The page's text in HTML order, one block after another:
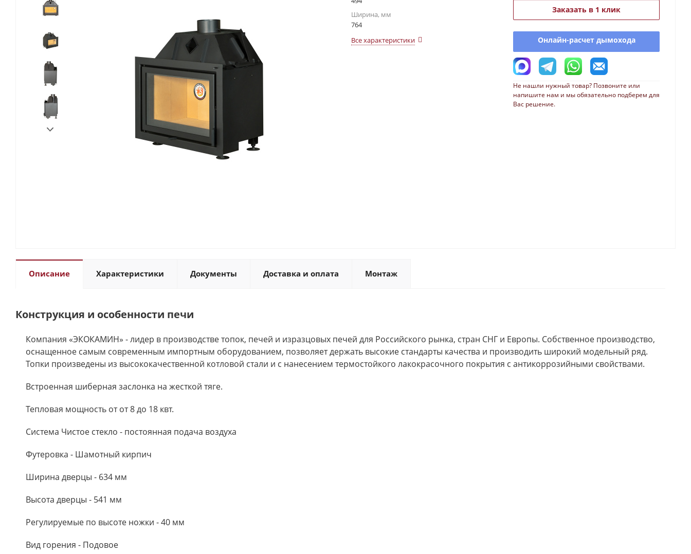
Ширина, мм
764
Все характеристики
Заказать в 1 клик
Онлайн-расчет дымохода
Не нашли нужный товар? Позвоните или
напишите нам и мы обязательно подберем для
Вас решение.
Описание Характеристики Документы Доставка и оплата Монтаж
Конструкция и особенности печи
Компания «ЭКОКАМИН» - лидер в производстве топок, печей и изразцовых печей для Российского рынка, стран СНГ и Европы. Собственное производство,
оснащенное самым современным импортным оборудованием, позволяет держать высокие стандарты качества и производить широкий модельный ряд.
Топки произведены из высококачественной котловой стали и с нанесением термостойкого лакокрасочного покрытия с антикоррозийными свойствами.
Встроенная шиберная заслонка на жесткой тяге.
Тепловая мощность от от 8 до 18 квт.
Система Чистое стекло - постоянная подача воздуха
Футеровка - Шамотный кирпич
Ширина дверцы - 634 мм
Высота дверцы - 541 мм
Регулируемые по высоте ножки - 40 мм
Вид горения - Подовое